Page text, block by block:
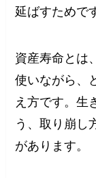
延ばすためで
資産寿命とは
使いながら、
え方です。生
う、取り崩し
があります。